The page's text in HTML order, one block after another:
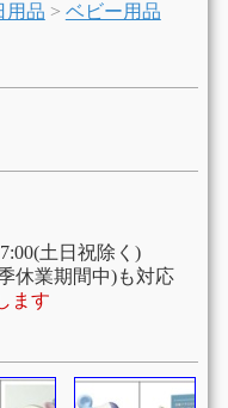
用品 > ベビー用品
土日祝除く)
休業期間中)も対応
ます